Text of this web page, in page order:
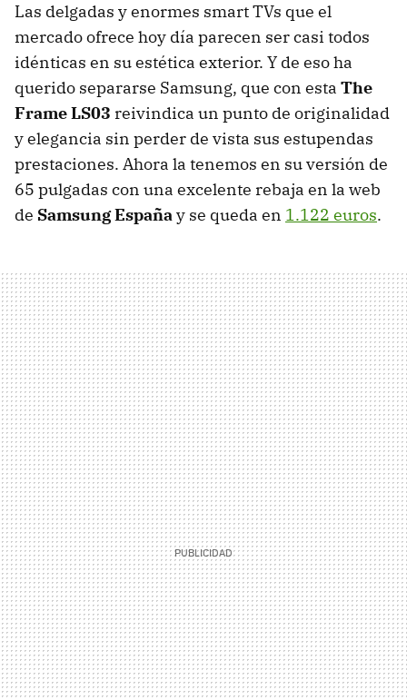
Las delgadas y enormes smart TVs que el
mercado ofrece hoy día parecen ser casi todos
idénticas en su estética exterior. Y de eso ha
querido separarse Samsung, que con esta The
Frame LS03 reivindica un punto de originalidad
y elegancia sin perder de vista sus estupendas
prestaciones. Ahora la tenemos en su versión de
65 pulgadas con una excelente rebaja en la web
de Samsung Españay se queda en 1.122 euros.